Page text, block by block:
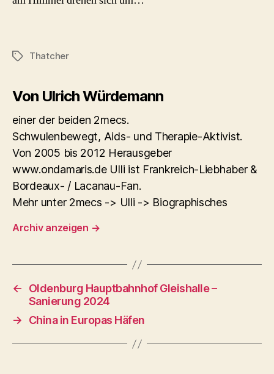
Schlagwörter
Thatcher
Von Ulrich Würdemann
einer der beiden 2mecs.
Schwulenbewegt, Aids- und Therapie-Aktivist.
Von 2005 bis 2012 Herausgeber
www.ondamaris.de Ulli ist Frankreich-Liebhaber &
Bordeaux- / Lacanau-Fan.
Mehr unter 2mecs -> Ulli -> Biographisches
Archiv anzeigen →
←
Oldenburg Hauptbahnhof Gleishalle –
Sanierung 2024
→
China in Europas Häfen